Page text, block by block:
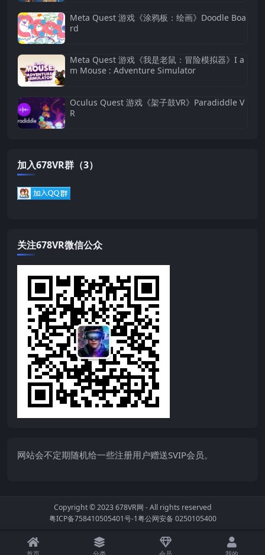
Meta Quest 游戏《涂鸦板：绘画》Doodle Boa
rd
Meta Quest 游戏《我是老鼠：冒险模拟器》I a
m Mouse : Adventure Simulator
Oculus Quest 游戏《架子鼓VR》Paradiddle V
R
加入678VR群（3）
关注678VR微信公众
网站会不定期随机给一些注册用户赠送SVIP会员。
Copyright © 2023678VR网 - All rights reserved
粤ICP备758410505401号-1粤公网安备 0250105400